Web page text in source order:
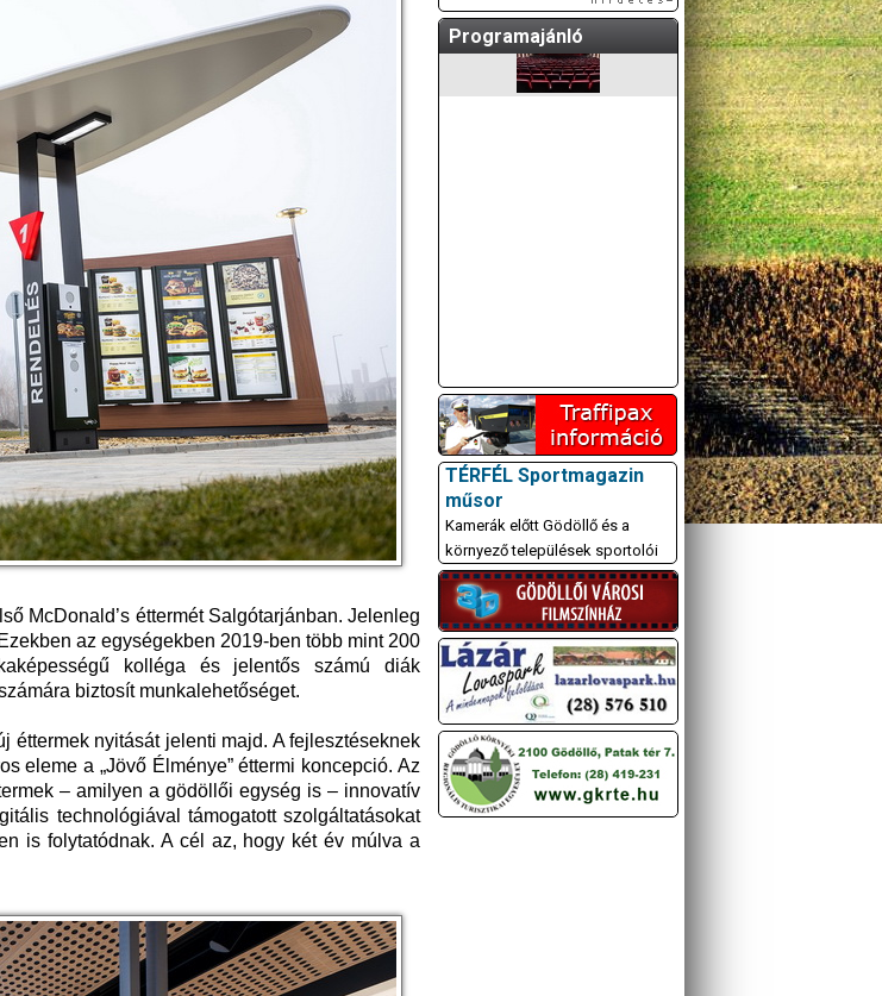
McDonald’s éttermét Salgótarjánban. Jelenleg
az egységekben 2019-ben több mint 200
kolléga és jelentős számú diák
biztosít munkalehetőséget.
éttermek nyitását jelenti majd. A fejlesztéseknek
eleme a „Jövő Élménye” éttermi koncepció. Az
– amilyen a gödöllői egység is – innovatív
technológiával támogatott szolgáltatásokat
is folytatódnak. A cél az, hogy két év múlva a
Programajánló
TÉRFÉL Sportmagazin
műsor
Kamerák előtt Gödöllő és a
környező települések sportolói